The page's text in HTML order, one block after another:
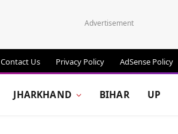
Advertisement
Contact Us Privacy Policy AdSense Policy
JHARKHAND BIHAR UP